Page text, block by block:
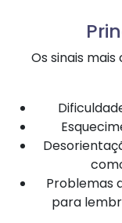
Os sinais
Problemas
para